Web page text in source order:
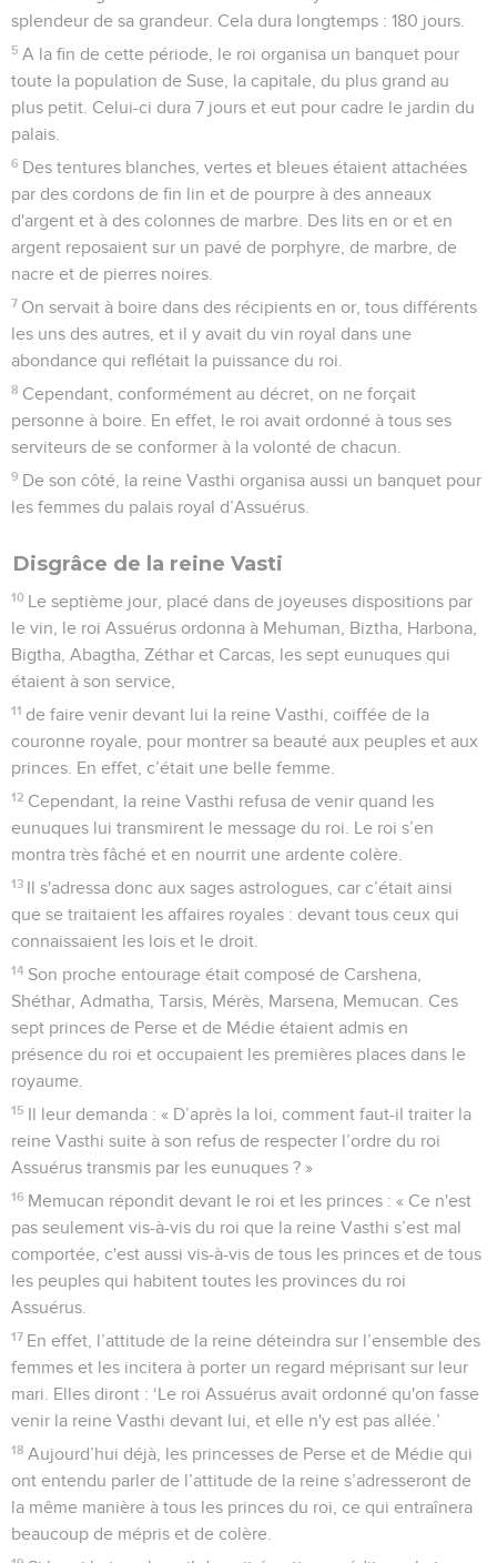
splendeur de sa grandeur. Cela dura longtemps : 180 jours.
5 A la fin de cette période, le roi organisa un banquet pour
toute la population de Suse, la capitale, du plus grand au
plus petit. Celui-ci dura 7 jours et eut pour cadre le jardin du
palais.
6 Des tentures blanches, vertes et bleues étaient attachées
par des cordons de fin lin et de pourpre à des anneaux
d'argent et à des colonnes de marbre. Des lits en or et en
argent reposaient sur un pavé de porphyre, de marbre, de
nacre et de pierres noires.
7 On servait à boire dans des récipients en or, tous différents
les uns des autres, et il y avait du vin royal dans une
abondance qui reflétait la puissance du roi.
8 Cependant, conformément au décret, on ne forçait
personne à boire. En effet, le roi avait ordonné à tous ses
serviteurs de se conformer à la volonté de chacun.
9 De son côté, la reine Vasthi organisa aussi un banquet pour
les femmes du palais royal d’Assuérus.
Disgrâce de la reine Vasti
10 Le septième jour, placé dans de joyeuses dispositions par
le vin, le roi Assuérus ordonna à Mehuman, Biztha, Harbona,
Bigtha, Abagtha, Zéthar et Carcas, les sept eunuques qui
étaient à son service,
11 de faire venir devant lui la reine Vasthi, coiffée de la
couronne royale, pour montrer sa beauté aux peuples et aux
princes. En effet, c’était une belle femme.
12 Cependant, la reine Vasthi refusa de venir quand les
eunuques lui transmirent le message du roi. Le roi s’en
montra très fâché et en nourrit une ardente colère.
13 Il s'adressa donc aux sages astrologues, car c’était ainsi
que se traitaient les affaires royales : devant tous ceux qui
connaissaient les lois et le droit.
14 Son proche entourage était composé de Carshena,
Shéthar, Admatha, Tarsis, Mérès, Marsena, Memucan. Ces
sept princes de Perse et de Médie étaient admis en
présence du roi et occupaient les premières places dans le
royaume.
15 Il leur demanda : « D’après la loi, comment faut-il traiter la
reine Vasthi suite à son refus de respecter l’ordre du roi
Assuérus transmis par les eunuques ? »
16 Memucan répondit devant le roi et les princes : « Ce n'est
pas seulement vis-à-vis du roi que la reine Vasthi s’est mal
comportée, c'est aussi vis-à-vis de tous les princes et de tous
les peuples qui habitent toutes les provinces du roi
Assuérus.
17 En effet, l’attitude de la reine déteindra sur l’ensemble des
femmes et les incitera à porter un regard méprisant sur leur
mari. Elles diront : ‘Le roi Assuérus avait ordonné qu'on fasse
venir la reine Vasthi devant lui, et elle n'y est pas allée.’
18 Aujourd’hui déjà, les princesses de Perse et de Médie qui
ont entendu parler de l’attitude de la reine s’adresseront de
la même manière à tous les princes du roi, ce qui entraînera
beaucoup de mépris et de colère.